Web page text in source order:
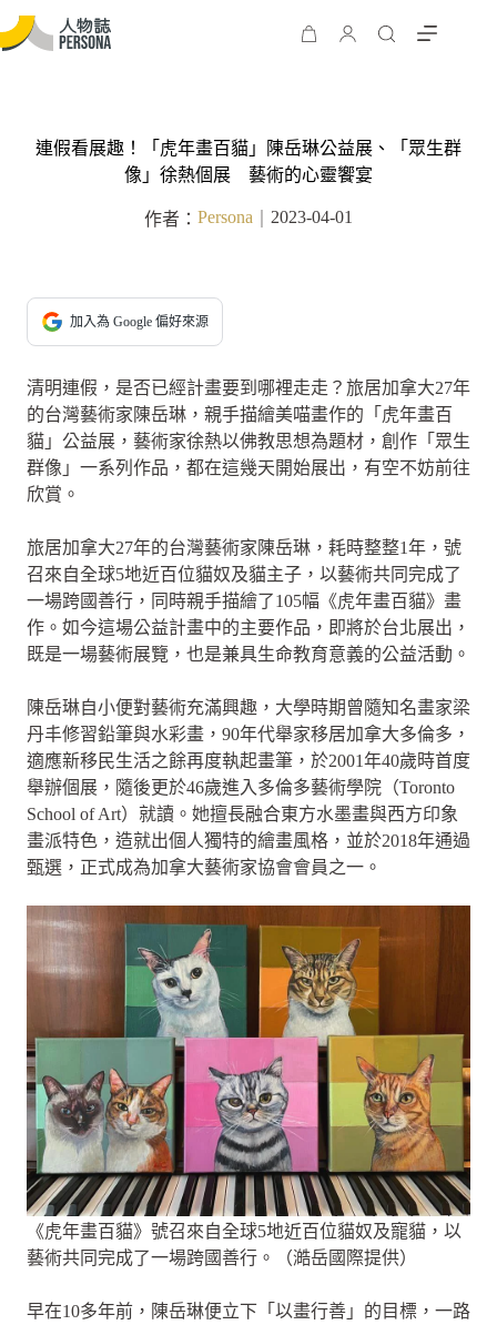
連假看展趣！「虎年畫百貓」陳岳琳公益展、「眾生群
像」徐熱個展 藝術的心靈饗宴
作者： Persona 2023-04-01
加入為 Google 偏好來源
清明連假，是否已經計畫要到哪裡走走？旅居加拿大27年
的台灣藝術家陳岳琳，親手描繪美喵畫作的「虎年畫百
貓」公益展，藝術家徐熱以佛教思想為題材，創作「眾生
群像」一系列作品，都在這幾天開始展出，有空不妨前往
欣賞。
旅居加拿大27年的台灣藝術家陳岳琳，耗時整整1年，號
召來自全球5地近百位貓奴及貓主子，以藝術共同完成了
一場跨國善行，同時親手描繪了105幅《虎年畫百貓》畫
作。如今這場公益計畫中的主要作品，即將於台北展出，
既是一場藝術展覽，也是兼具生命教育意義的公益活動。
陳岳琳自小便對藝術充滿興趣，大學時期曾隨知名畫家梁
丹丰修習鉛筆與水彩畫，90年代舉家移居加拿大多倫多，
適應新移民生活之餘再度執起畫筆，於2001年40歲時首度
舉辦個展，隨後更於46歲進入多倫多藝術學院（Toronto
School of Art）就讀。她擅長融合東方水墨畫與西方印象
畫派特色，造就出個人獨特的繪畫風格，並於2018年通過
甄選，正式成為加拿大藝術家協會會員之一。
《虎年畫百貓》號召來自全球5地近百位貓奴及寵貓，以
藝術共同完成了一場跨國善行。（澔岳國際提供）
早在10多年前，陳岳琳便立下「以畫行善」的目標，一路